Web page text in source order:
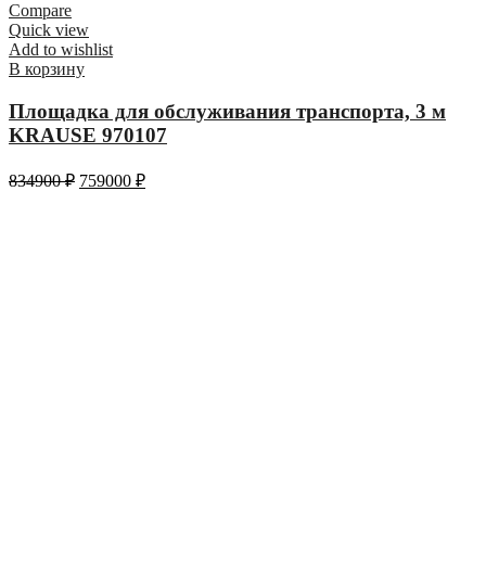
Compare
Quick view
Add to wishlist
В корзину
Площадка для обслуживания транспорта, 3 м
KRAUSE 970107
834900₽ 759000 ₽